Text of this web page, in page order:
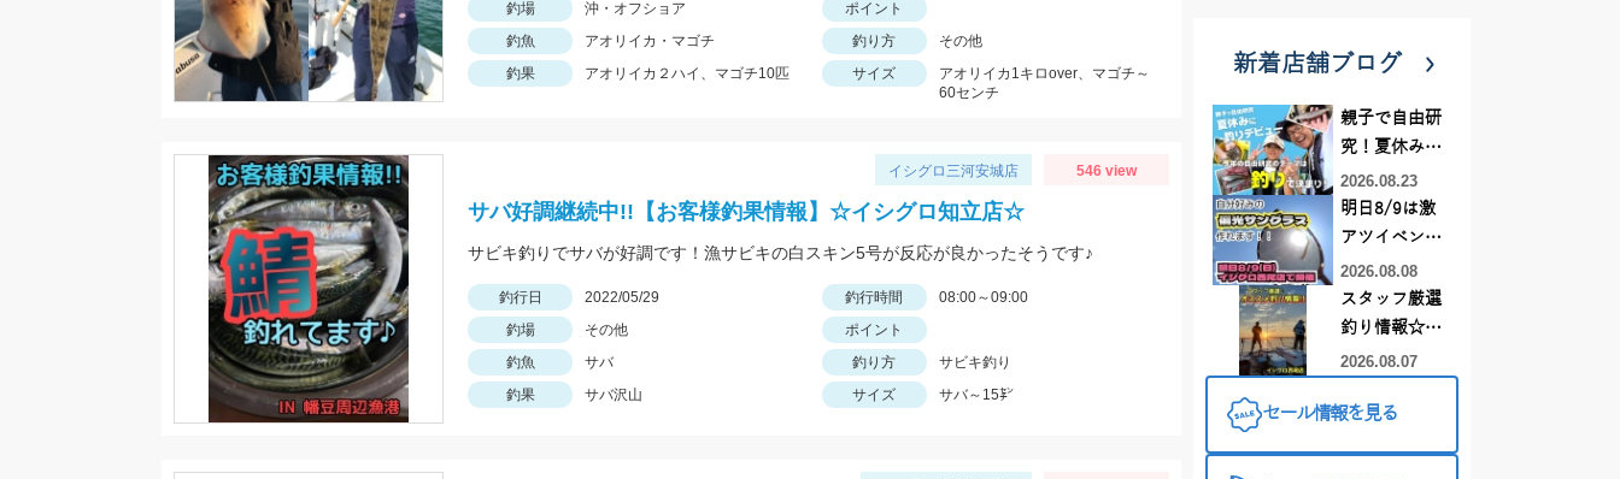
釣場
沖・オフショア
ポイント
釣魚
アオリイカ・マゴチ 釣り方
その他
釣果
アオリイカ２ハイ、マゴチ10匹 サイズ
アオリイカ1キロover、マゴチ～
60センチ
イシグロ三河安城店 546 view
サバ好調継続中!!【お客様釣果情報】☆イシグロ知立店☆
サビキ釣りでサバが好調です！漁サビキの白スキン5号が反応が良かったそうです♪
釣行日 2022/05/29 釣行時間
08:00～09:00
釣場
その他
ポイント
釣魚
サバ 釣り方
サビキ釣り
釣果
サバ沢山 サイズ サバ～15㌢
新着店舗ブログ
親子で自由研
究！夏休みに
釣りデビュー
2026.08.23
明日8/9は激
アツイベント
日！！！～オ
ーダー偏光グ
ラス受注会～
2026.08.08
スタッフ厳選
釣り情報☆彡
連休は何釣り
♪【イシグロ
2026.08.07
セール情報を見る